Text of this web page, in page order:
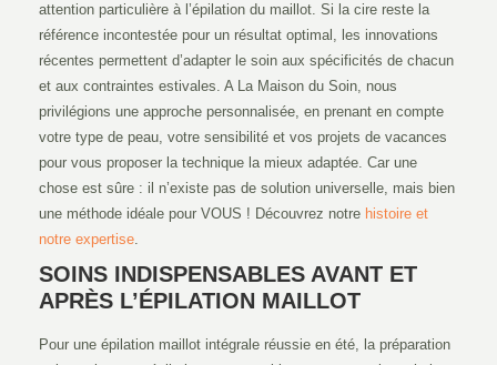
attention particulière à l’épilation du maillot. Si la cire reste la
référence incontestée pour un résultat optimal, les innovations
récentes permettent d’adapter le soin aux spécificités de chacun
et aux contraintes estivales. A La Maison du Soin, nous
privilégions une approche personnalisée, en prenant en compte
votre type de peau, votre sensibilité et vos projets de vacances
pour vous proposer la technique la mieux adaptée. Car une
chose est sûre : il n’existe pas de solution universelle, mais bien
une méthode idéale pour VOUS ! Découvrez notre histoire et
notre expertise.
SOINS INDISPENSABLES AVANT ET
APRÈS L’ÉPILATION MAILLOT
Pour une épilation maillot intégrale réussie en été, la préparation